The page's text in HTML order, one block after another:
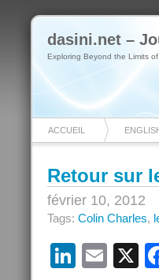
dasini.net –
Exploring Beyond the Limits
ACCUEIL
Retour sur
février 10, 2012
Tags: Colin Charles,
X